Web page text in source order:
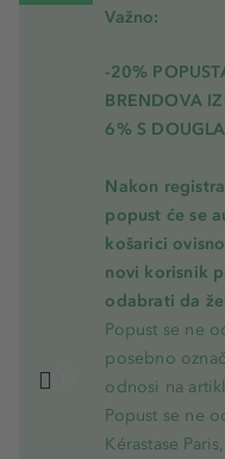
Važno:
-20%
BRENDOVA
6% S
Nakon
popust će se
košarici
novi korisnik
odabrati da
Popust se ne
posebno
odnosi na
Popust se ne
Kérastase